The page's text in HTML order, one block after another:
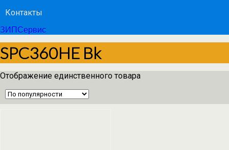
Контакты
ЗИПСервис
SPC360HE Bk
Отображение единственного товара